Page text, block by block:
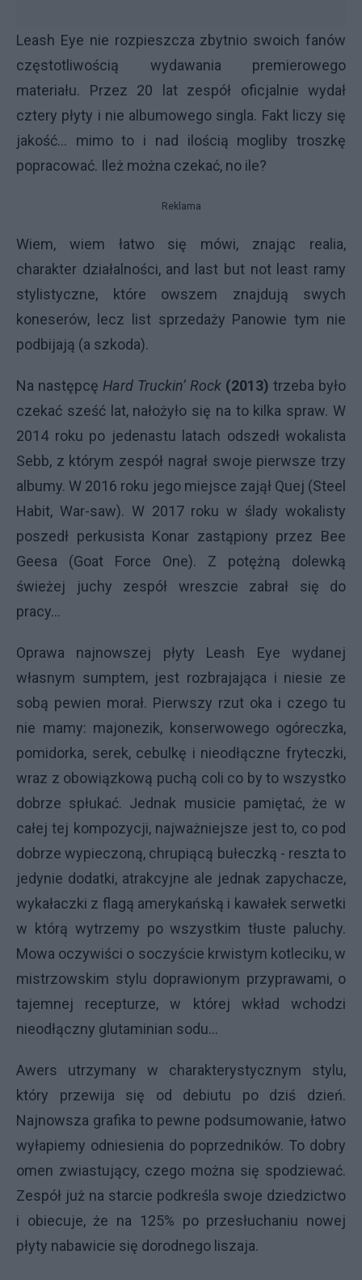
Leash Eye nie rozpieszcza zbytnio swoich fanów
częstotliwością wydawania premierowego
materiału. Przez 20 lat zespół oficjalnie wydał
cztery płyty i nie albumowego singla. Fakt liczy się
jakość... mimo to i nad ilością mogliby troszkę
popracować. Ileż można czekać, no ile?
Reklama
Wiem, wiem łatwo się mówi, znając realia,
charakter działalności, and last but not least ramy
stylistyczne, które owszem znajdują swych
koneserów, lecz list sprzedaży Panowie tym nie
podbijają (a szkoda).
Na następcę Hard Truckin’ Rock (2013) trzeba było
czekać sześć lat, nałożyło się na to kilka spraw. W
2014 roku po jedenastu latach odszedł wokalista
Sebb, z którym zespół nagrał swoje pierwsze trzy
albumy. W 2016 roku jego miejsce zajął Quej (Steel
Habit, War-saw). W 2017 roku w ślady wokalisty
poszedł perkusista Konar zastąpiony przez Bee
Geesa (Goat Force One). Z potężną dolewką
świeżej juchy zespół wreszcie zabrał się do
pracy…
Oprawa najnowszej płyty Leash Eye wydanej
własnym sumptem, jest rozbrajająca i niesie ze
sobą pewien morał. Pierwszy rzut oka i czego tu
nie mamy: majonezik, konserwowego ogóreczka,
pomidorka, serek, cebulkę i nieodłączne fryteczki,
wraz z obowiązkową puchą coli co by to wszystko
dobrze spłukać. Jednak musicie pamiętać, że w
całej tej kompozycji, najważniejsze jest to, co pod
dobrze wypieczoną, chrupiącą bułeczką - reszta to
jedynie dodatki, atrakcyjne ale jednak zapychacze,
wykałaczki z flagą amerykańską i kawałek serwetki
w którą wytrzemy po wszystkim tłuste paluchy.
Mowa oczywiści o soczyście krwistym kotleciku, w
mistrzowskim stylu doprawionym przyprawami, o
tajemnej recepturze, w której wkład wchodzi
nieodłączny glutaminian sodu…
Awers utrzymany w charakterystycznym stylu,
który przewija się od debiutu po dziś dzień.
Najnowsza grafika to pewne podsumowanie, łatwo
wyłapiemy odniesienia do poprzedników. To dobry
omen zwiastujący, czego można się spodziewać.
Zespół już na starcie podkreśla swoje dziedzictwo
i obiecuje, że na 125% po przesłuchaniu nowej
płyty nabawicie się dorodnego liszaja.